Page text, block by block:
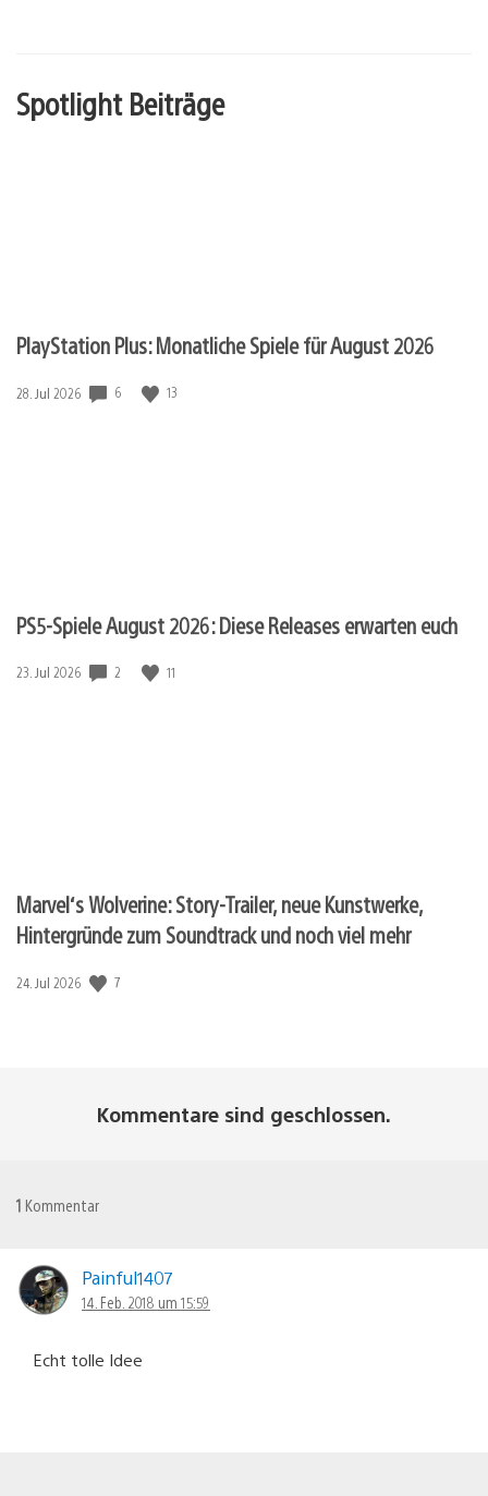
Spotlight Beiträge
PlayStation Plus: Monatliche Spiele für August 2026
Veröffentlichungsdatum:
28. Jul 2026 6 13
PS5-Spiele August 2026: Diese Releases erwarten euch
Veröffentlichungsdatum:
23. Jul 2026 2 11
Marvel‘s Wolverine: Story-Trailer, neue Kunstwerke,
Hintergründe zum Soundtrack und noch viel mehr
Veröffentlichungsdatum:
24. Jul 2026 7
Kommentare sind geschlossen.
1 Kommentar
Painful1407
14. Feb. 2018 um 15:59
Echt tolle Idee